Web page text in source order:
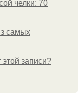
челки: 70
самых
записи?